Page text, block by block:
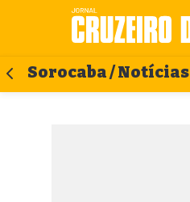
Sorocaba / Notícias